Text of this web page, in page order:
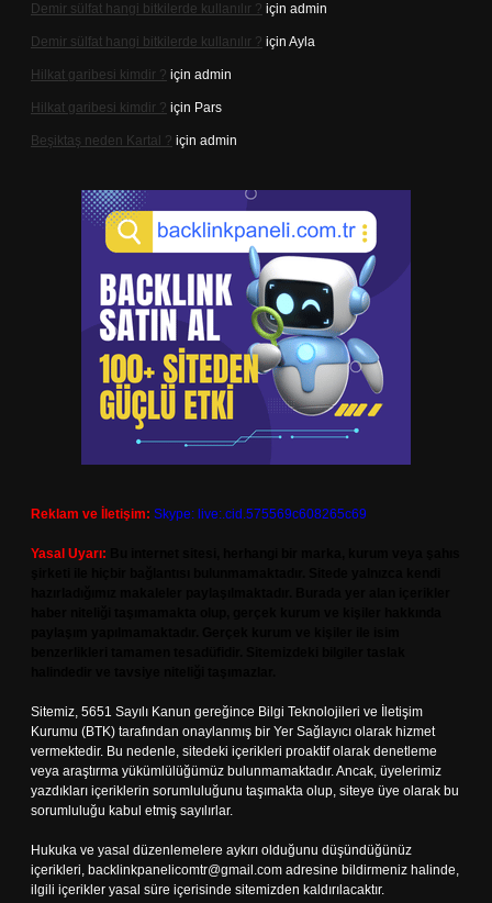
Demir sülfat hangi bitkilerde kullanılır ? için admin
Demir sülfat hangi bitkilerde kullanılır ? için Ayla
Hilkat garibesi kimdir ? için admin
Hilkat garibesi kimdir ? için Pars
Beşiktaş neden Kartal ? için admin
Reklam ve İletişim: Skype: live:.cid.575569c608265c69
Yasal Uyarı:
Sitemiz, 5651 Sayılı Kanun gereğince Bilgi Teknolojileri ve İletişim
Kurumu (BTK) tarafından onaylanmış bir Yer Sağlayıcı olarak hizmet
vermektedir. Bu nedenle, sitedeki içerikleri proaktif olarak denetleme
veya araştırma yükümlülüğümüz bulunmamaktadır. Ancak, üyelerimiz
yazdıkları içeriklerin sorumluluğunu taşımakta olup, siteye üye olarak bu
sorumluluğu kabul etmiş sayılırlar.
Hukuka ve yasal düzenlemelere aykırı olduğunu düşündüğünüz
içerikleri, backlinkpanelicomtr@gmail.com adresine bildirmeniz halinde,
ilgili içerikler yasal süre içerisinde sitemizden kaldırılacaktır.